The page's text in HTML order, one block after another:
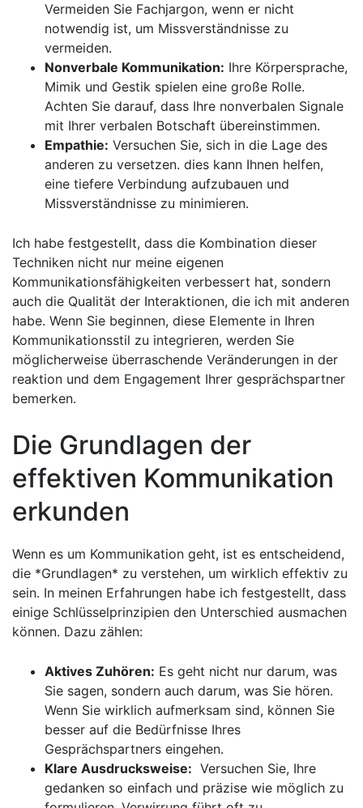
Vermeiden Sie Fachjargon, wenn er nicht
notwendig ist, ⁣um Missverständnisse ​zu
vermeiden.
Nonverbale Kommunikation: Ihre⁣ Körpersprache,
Mimik und Gestik spielen eine große Rolle.
Achten Sie darauf,⁣ dass Ihre nonverbalen Signale
mit Ihrer ⁤verbalen⁣ Botschaft übereinstimmen.
Empathie: Versuchen‍ Sie, sich in die Lage des
anderen zu versetzen.​ dies kann Ihnen helfen,
eine tiefere Verbindung aufzubauen ‍und⁤
Missverständnisse zu minimieren.
Ich habe festgestellt, dass die Kombination dieser
Techniken nicht nur meine eigenen
Kommunikationsfähigkeiten verbessert hat, sondern
auch die Qualität ​der Interaktionen, die ich mit anderen
⁢habe. Wenn Sie beginnen,⁤ diese Elemente in Ihren
Kommunikationsstil zu integrieren, werden Sie
möglicherweise überraschende​ Veränderungen in der
reaktion und dem Engagement ‍Ihrer gesprächspartner
bemerken.
Die Grundlagen der
effektiven Kommunikation
erkunden
Wenn es um Kommunikation geht,‌ ist es entscheidend,
die ​*Grundlagen* zu verstehen, um wirklich ⁢effektiv zu
sein. In ​meinen Erfahrungen habe ich festgestellt, ⁣dass
einige Schlüsselprinzipien den Unterschied ausmachen
können. Dazu zählen:
Aktives⁢ Zuhören: Es geht nicht nur darum, was
Sie sagen, sondern⁤ auch darum, was Sie hören.
Wenn Sie wirklich aufmerksam sind, können ⁤Sie
besser auf die Bedürfnisse Ihres
Gesprächspartners eingehen.
Klare Ausdrucksweise: ⁣ Versuchen⁣ Sie,​ Ihre
gedanken so einfach⁣ und präzise wie möglich zu